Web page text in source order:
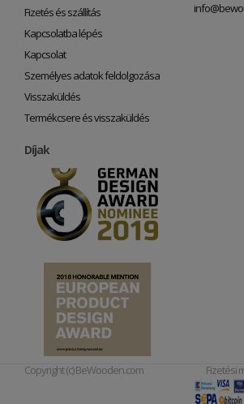
Fizetés és szállítás
Kapcsolatba lépés
Kapcsolat
Személyes adatok feldolgozása
Visszaküldés
Termékcsere és visszaküldés
Díjak
Copyright (c) BeWooden.com Fizetési